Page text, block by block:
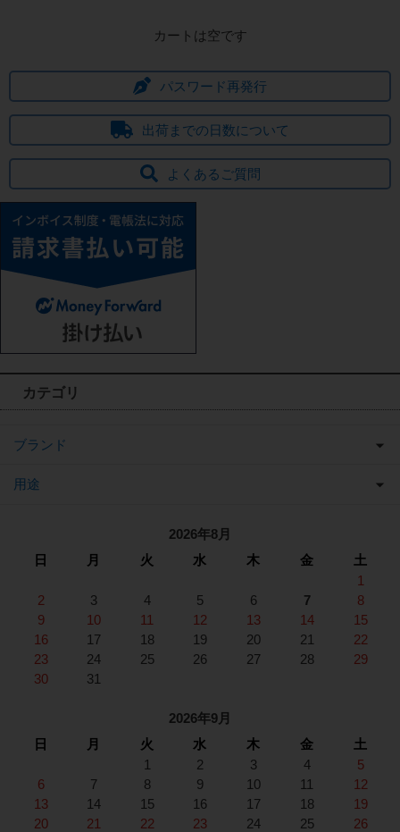
カートは空です
パスワード再発行
出荷までの日数について
よくあるご質問
カテゴリ
ブランド
用途
2026年8月
日
月 火 水 木 金
土
1
2
3 4 5 6 7
8
9
10 11 12 13 14
15
16
17 18 19 20 21
22
23
24 25 26 27 28
29
30
31
2026年9月
日
月 火 水 木 金
土
1
2 3 4
5
6
7 8 9 10 11
12
13
14 15 16 17 18
19
20
21 22 23 24 25
26